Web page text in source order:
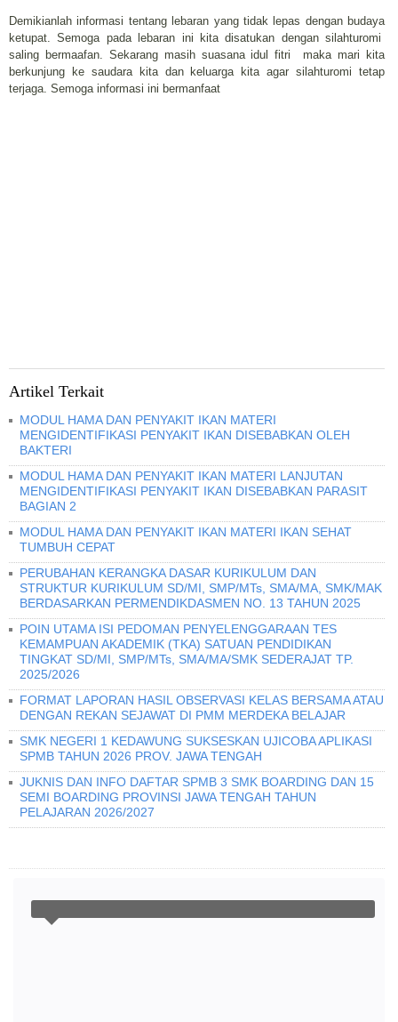
Demikianlah informasi tentang lebaran yang tidak lepas dengan budaya
ketupat. Semoga pada lebaran ini kita disatukan dengan silahturomi
saling bermaafan. Sekarang masih suasana idul fitri maka mari kita
berkunjung ke saudara kita dan keluarga kita agar silahturomi tetap
terjaga. Semoga informasi ini bermanfaat
Artikel Terkait
MODUL HAMA DAN PENYAKIT IKAN MATERI
MENGIDENTIFIKASI PENYAKIT IKAN DISEBABKAN OLEH
BAKTERI
MODUL HAMA DAN PENYAKIT IKAN MATERI LANJUTAN
MENGIDENTIFIKASI PENYAKIT IKAN DISEBABKAN PARASIT
BAGIAN 2
MODUL HAMA DAN PENYAKIT IKAN MATERI IKAN SEHAT
TUMBUH CEPAT
PERUBAHAN KERANGKA DASAR KURIKULUM DAN
STRUKTUR KURIKULUM SD/MI, SMP/MTs, SMA/MA, SMK/MAK
BERDASARKAN PERMENDIKDASMEN NO. 13 TAHUN 2025
POIN UTAMA ISI PEDOMAN PENYELENGGARAAN TES
KEMAMPUAN AKADEMIK (TKA) SATUAN PENDIDIKAN
TINGKAT SD/MI, SMP/MTs, SMA/MA/SMK SEDERAJAT TP.
2025/2026
FORMAT LAPORAN HASIL OBSERVASI KELAS BERSAMA ATAU
DENGAN REKAN SEJAWAT DI PMM MERDEKA BELAJAR
SMK NEGERI 1 KEDAWUNG SUKSESKAN UJICOBA APLIKASI
SPMB TAHUN 2026 PROV. JAWA TENGAH
JUKNIS DAN INFO DAFTAR SPMB 3 SMK BOARDING DAN 15
SEMI BOARDING PROVINSI JAWA TENGAH TAHUN
PELAJARAN 2026/2027